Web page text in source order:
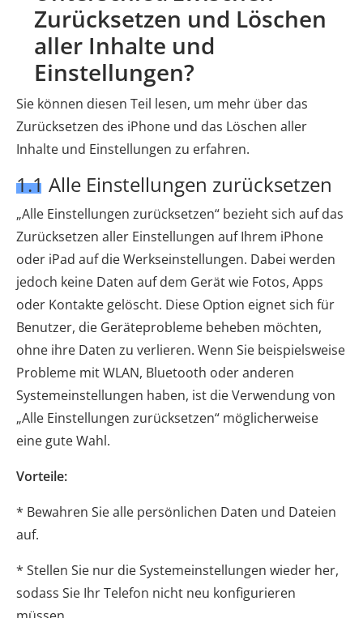
Zurücksetzen und Löschen
aller Inhalte und
Einstellungen?
Sie können diesen Teil lesen, um mehr über das
Zurücksetzen des iPhone und das Löschen aller
Inhalte und Einstellungen zu erfahren.
1.1 Alle Einstellungen zurücksetzen
„Alle Einstellungen zurücksetzen“ bezieht sich auf das
Zurücksetzen aller Einstellungen auf Ihrem iPhone
oder iPad auf die Werkseinstellungen. Dabei werden
jedoch keine Daten auf dem Gerät wie Fotos, Apps
oder Kontakte gelöscht. Diese Option eignet sich für
Benutzer, die Geräteprobleme beheben möchten,
ohne ihre Daten zu verlieren. Wenn Sie beispielsweise
Probleme mit WLAN, Bluetooth oder anderen
Systemeinstellungen haben, ist die Verwendung von
„Alle Einstellungen zurücksetzen“ möglicherweise
eine gute Wahl.
Vorteile:
* Bewahren Sie alle persönlichen Daten und Dateien
auf.
* Stellen Sie nur die Systemeinstellungen wieder her,
sodass Sie Ihr Telefon nicht neu konfigurieren